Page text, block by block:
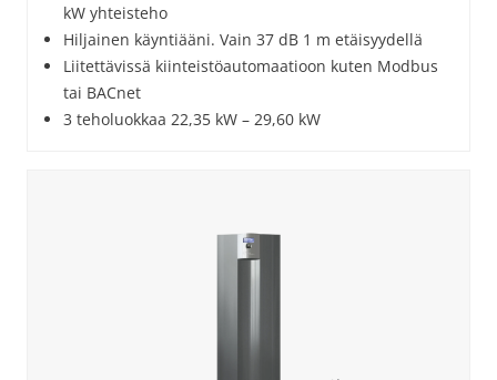
kW yhteisteho
Hiljainen käyntiääni. Vain 37 dB 1 m etäisyydellä
Liitettävissä kiinteistöautomaatioon kuten Modbus
tai BACnet
3 teholuokkaa 22,35 kW – 29,60 kW